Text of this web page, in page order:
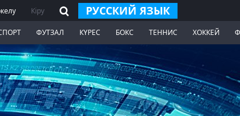
Кіру РУССКИЙ ЯЗЫК
ФУТЗАЛ КҮРЕС БОКС ТЕННИС ХОККЕЙ